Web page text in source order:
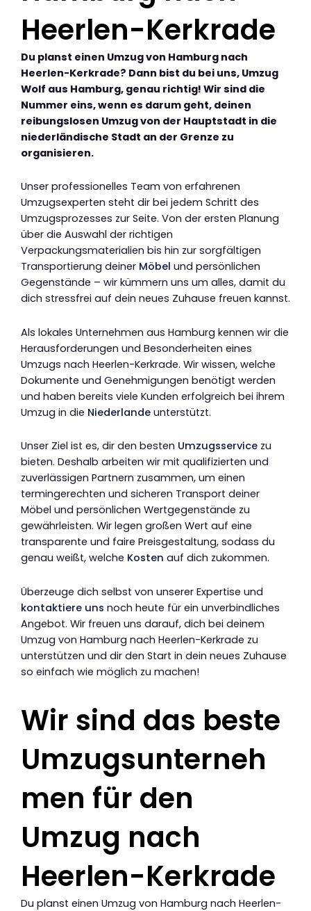
Heerlen-Kerkrade
Du planst einen Umzug von Hamburg nach
Heerlen-Kerkrade? Dann bist du bei uns, Umzug
Wolf aus Hamburg, genau richtig! Wir sind die
Nummer eins, wenn es darum geht, deinen
reibungslosen Umzug von der Hauptstadt in die
niederländische Stadt an der Grenze zu
organisieren.
Unser professionelles Team von erfahrenen
Umzugsexperten steht dir bei jedem Schritt des
Umzugsprozesses zur Seite. Von der ersten Planung
über die Auswahl der richtigen
Verpackungsmaterialien bis hin zur sorgfältigen
Transportierung deiner Möbel und persönlichen
Gegenstände – wir kümmern uns um alles, damit du
dich stressfrei auf dein neues Zuhause freuen kannst.
Als lokales Unternehmen aus Hamburg kennen wir die
Herausforderungen und Besonderheiten eines
Umzugs nach Heerlen-Kerkrade. Wir wissen, welche
Dokumente und Genehmigungen benötigt werden
und haben bereits viele Kunden erfolgreich bei ihrem
Umzug in die Niederlande unterstützt.
Unser Ziel ist es, dir den besten Umzugsservice zu
bieten. Deshalb arbeiten wir mit qualifizierten und
zuverlässigen Partnern zusammen, um einen
termingerechten und sicheren Transport deiner
Möbel und persönlichen Wertgegenstände zu
gewährleisten. Wir legen großen Wert auf eine
transparente und faire Preisgestaltung, sodass du
genau weißt, welche Kosten auf dich zukommen.
Überzeuge dich selbst von unserer Expertise und
kontaktiere uns noch heute für ein unverbindliches
Angebot. Wir freuen uns darauf, dich bei deinem
Umzug von Hamburg nach Heerlen-Kerkrade zu
unterstützen und dir den Start in dein neues Zuhause
so einfach wie möglich zu machen!
Wir sind das beste
Umzugsunterneh
men für den
Umzug nach
Heerlen-Kerkrade
Du planst einen Umzug von Hamburg nach Heerlen-